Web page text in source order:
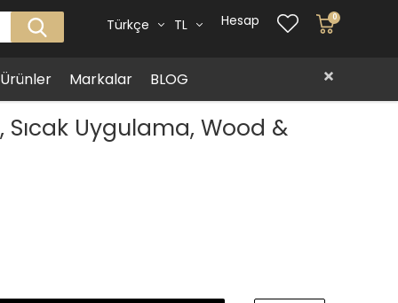
Markalar BLOG
0
Hesap
TL
Türkçe
Sıcak Uygulama, Wood &